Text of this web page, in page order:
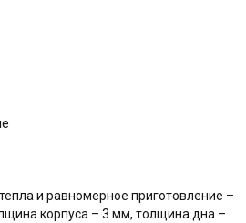
и равномерное приготовление –
корпуса – 3 мм, толщина дна –